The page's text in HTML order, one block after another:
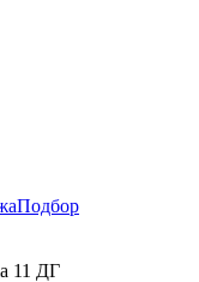
Подбор
11 ДГ